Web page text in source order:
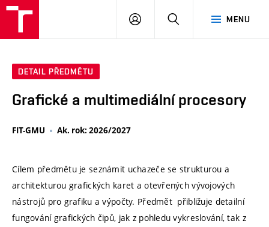
MENU
PŘIHLÁSIT
DETAIL PŘEDMĚTU
Grafické a multimediální procesory
FIT-GMU Ak. rok: 2026/2027
Cílem předmětu je seznámit uchazeče se strukturou a
architekturou grafických karet a otevřených vývojových
nástrojů pro grafiku a výpočty. Předmět přibližuje detailní
fungování grafických čipů, jak z pohledu vykreslování, tak z